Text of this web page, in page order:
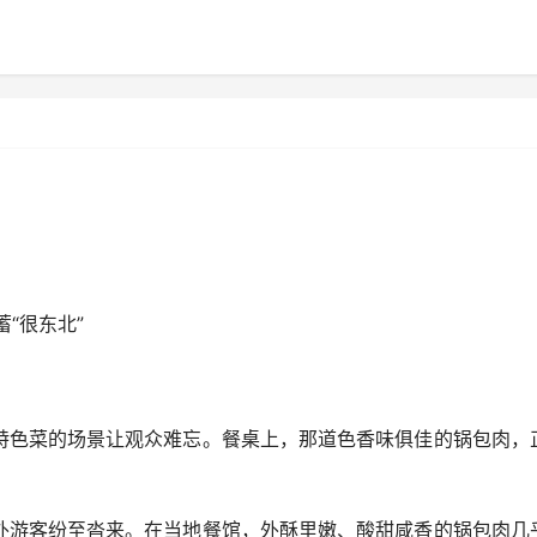
很东北”
的场景让观众难忘。餐桌上，那道色香味俱佳的锅包肉，
纷至沓来。在当地餐馆，外酥里嫩、酸甜咸香的锅包肉几